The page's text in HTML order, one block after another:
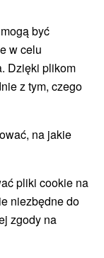
Sporty(11)
(19)
(2)
linowe (4)
(29)
być
w celu
Dzięki plikom
z tym, czego
na jakie
pliki cookie na
niezbędne do
zgody na